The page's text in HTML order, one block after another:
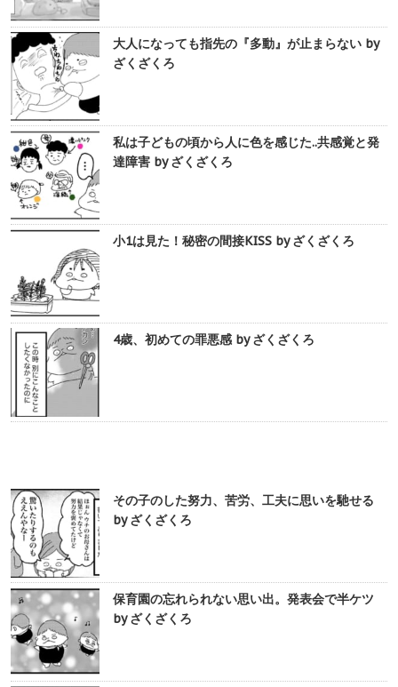
大人になっても指先の『多動』が止まらない by
ざくざくろ
私は子どもの頃から人に色を感じた..共感覚と発
達障害 by ざくざくろ
小1は見た！秘密の間接KISS by ざくざくろ
4歳、初めての罪悪感 by ざくざくろ
その子のした努力、苦労、工夫に思いを馳せる
by ざくざくろ
保育園の忘れられない思い出。発表会で半ケツ
by ざくざくろ